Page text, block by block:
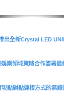
出全新Crystal LED
樂領域策略合作簽署最
點對點連接方式的無線